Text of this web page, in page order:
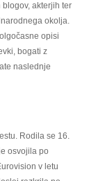
akterjih ter
okolja.
opisi
bogati z
naslednje
Rodila se 16.
osvojila po
v letu